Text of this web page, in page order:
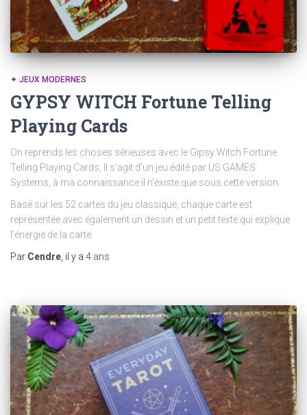
✦ JEUX MODERNES
GYPSY WITCH Fortune Telling
Playing Cards
On reprends les choses sérieuses avec le Gipsy Witch Fortune
Telling Playing Cards, Il s’agit d’un jeu édité par US GAMES
Systems, à ma connaissance il n’existe que sous cette version.
Basé sur les 52 cartes du jeu classique, chaque carte est
représentée avec également un dessin et un petit texte qui explique
l’énergie de la carte.
Par Cendre , il y a 4 ans